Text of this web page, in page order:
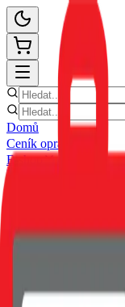
Domů
Ceník oprav
E-shop
Novinky